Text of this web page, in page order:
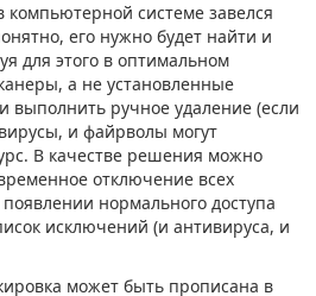
системе завелся
его нужно будет найти и
для этого в оптимальном
а не установленные
выполнить ручное удаление (если
и файрволы могут
В качестве решения можно
отключение всех
нормального доступа
исключений (и антивируса, и
может быть прописана в